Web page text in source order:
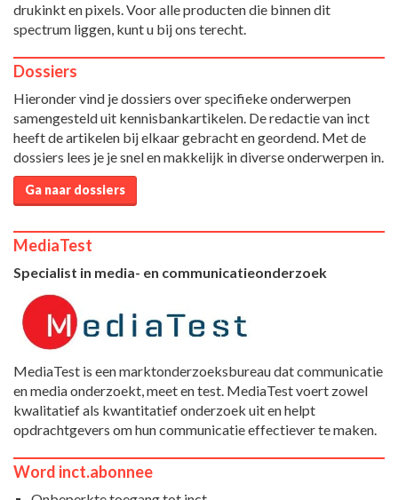
drukinkt en pixels. Voor alle producten die binnen dit
spectrum liggen, kunt u bij ons terecht.
Dossiers
Hieronder vind je dossiers over specifieke onderwerpen
samengesteld uit kennisbankartikelen. De redactie van inct
heeft de artikelen bij elkaar gebracht en geordend. Met de
dossiers lees je je snel en makkelijk in diverse onderwerpen in.
Ga naar dossiers
MediaTest
Specialist in media- en communicatieonderzoek
MediaTest is een marktonderzoeksbureau dat communicatie
en media onderzoekt, meet en test. MediaTest voert zowel
kwalitatief als kwantitatief onderzoek uit en helpt
opdrachtgevers om hun communicatie effectiever te maken.
Word inct.abonnee